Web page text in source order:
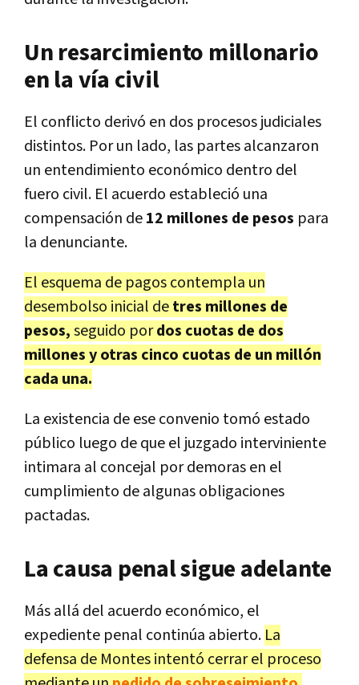
Un resarcimiento millonario
en la vía civil
El conflicto derivó en dos procesos judiciales
distintos. Por un lado, las partes alcanzaron
un entendimiento económico dentro del
fuero civil. El acuerdo estableció una
compensación de12 millones de pesos para
la denunciante.
El esquema de pagos contempla un
desembolso inicial detres millones de
pesos,seguido pordos cuotas de dos
millones y otras cinco cuotas de un millón
cada una.
La existencia de ese convenio tomó estado
público luego de que el juzgado interviniente
intimara al concejal por demoras en el
cumplimiento de algunas obligaciones
pactadas.
La causa penal sigue adelante
Más allá del acuerdo económico, el
expediente penal continúa abierto. La
defensa de Montes intentó cerrar el proceso